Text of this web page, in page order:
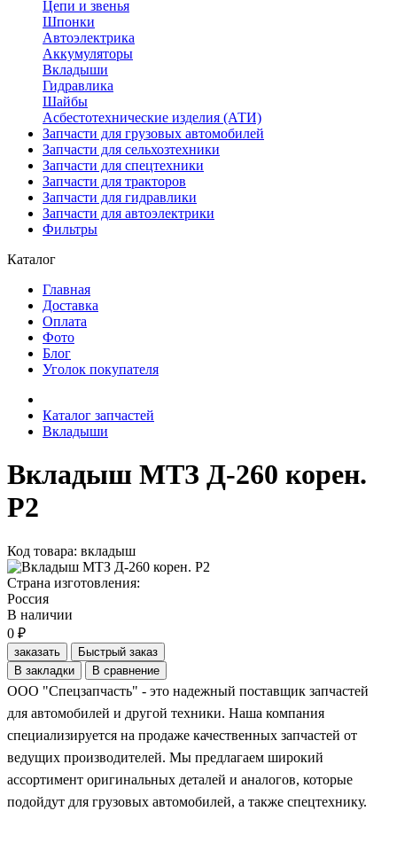
Цепи и звенья
Шпонки
Автоэлектрика
Аккумуляторы
Вкладыши
Гидравлика
Шайбы
Асбестотехнические изделия (АТИ)
Запчасти для грузовых автомобилей
Запчасти для сельхозтехники
Запчасти для спецтехники
Запчасти для тракторов
Запчасти для гидравлики
Запчасти для автоэлектрики
Фильтры
Каталог
Главная
Доставка
Оплата
Фото
Блог
Уголок покупателя
Каталог запчастей
Вкладыши
Вкладыш МТЗ Д-260 корен.
Р2
Код товара: вкладыш
Страна изготовления:
Россия
В наличии
0 ₽
заказать
Быстрый заказ
В закладки
В сравнение
ООО "Спецзапчасть" - это надежный поставщик запчастей
для автомобилей и другой техники. Наша компания
специализируется на продаже качественных запчастей от
ведущих производителей. Мы предлагаем широкий
ассортимент оригинальных деталей и аналогов, которые
подойдут для грузовых автомобилей, а также спецтехнику.